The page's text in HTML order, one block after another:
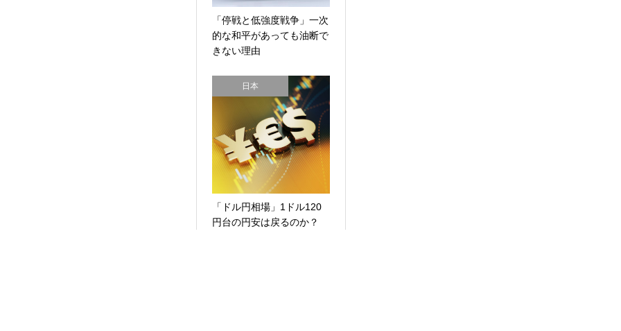
「停戦と低強度戦争」一次
的な和平があっても油断で
きない理由
日本
「ドル円相場」1ドル120
円台の円安は戻るのか？